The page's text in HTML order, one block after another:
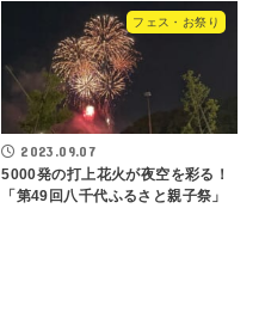
フェス・お祭り
2023.09.07
5000発の打上花火が夜空を彩る！
「第49回八千代ふるさと親子祭」